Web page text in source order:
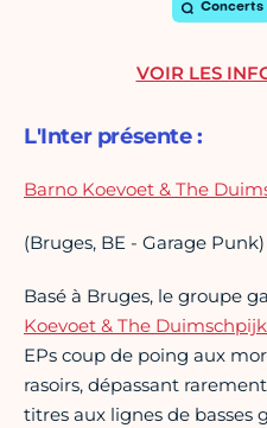
Concerts
L'Inter présente :
Barno Koevoet & The
(Bruges, BE - Garage Punk)
Basé à Bruges, le groupe
Koevoet & The
EPs coup de poing aux
rasoirs, dépassant
titres aux lignes de basses
VOIR LES